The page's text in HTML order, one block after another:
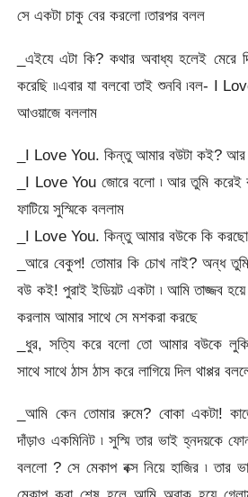
সে একটা চাকু বের করলো ৷তারপর বলল
_এইযে এটা কি? কথার অবাধ্য হলেই মেরে
করেছি ৷৷এবার যা বলবো তাই শুনবি ৷বল- I
আওয়াজে বললাম
_I Love You. কিন্তু আমার বউটা কই?
_I Love You জোরে বলো ৷ আর তুমি করেই
ফাটিয়ে সুস্মিকে বললাম
_I Love You. কিন্তু আমার বউকে কি
_আরে বেকুপ! তোমার কি চোখ নাই? অন্ধ
বউ কই! পুরাই ইডিয়ট একটা ৷ আমি তাজ্জব হয়ে
করলাম আমার সাথে সে মশকরা করছে
_ধুর, সত্যি করে বলো তো আমার বউকে
সাথে সাথে ঠাস ঠাস করে লাগিয়ে দিল থাপ্পর
_আমি কেন তোমার রুমে? বোকা একটা!
দাঁড়াও একমিনিট ৷ সুস্মি তার ভাই হ্নদয়কে
বললো ? সে মেকাপ বক্স নিয়ে হাজির ৷ তার